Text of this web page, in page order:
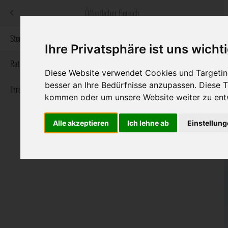
Ihre Privatsphäre ist uns
Diese Website verwendet Cookies und
besser an Ihre Bedürfnisse anzupassen. Diese
kommen oder um unsere Website weiter zu
Alle akzeptieren Ich lehne ab
bestatter.at
Navigation
überspringen
Sterbeanzeigen Rat & Hilfe im Trauerfall Ihre Bestatter
Sterbeanzeigen
Rat & Hilfe im Trauerfall
Ihre Bestatter